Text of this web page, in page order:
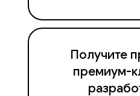
Получите
премиум-